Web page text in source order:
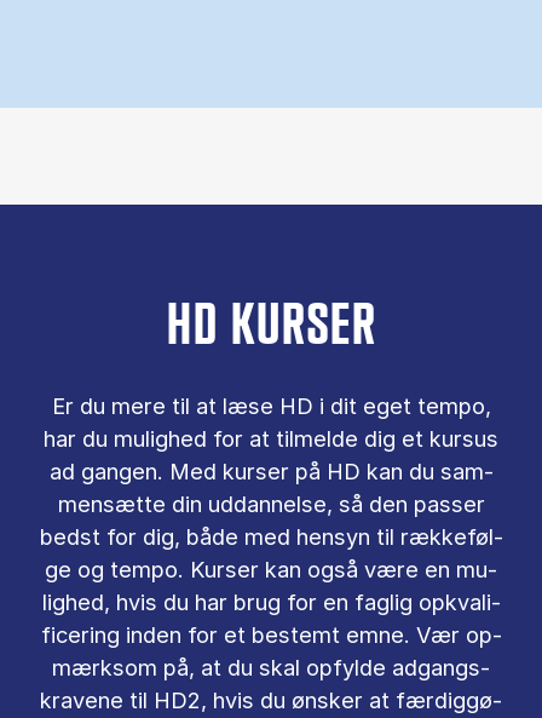
HD KURSER
Er du mere til at læse HD i dit eget tem­po,
har du mu­lig­hed for at til­mel­de dig et kur­sus
ad gan­gen. Med kur­ser på HD kan du sam­
men­sæt­te din ud­dan­nel­se, så den pas­ser
bedst for dig, både med hen­syn til ræk­ke­føl­
ge og tem­po. Kur­ser kan også være en mu­
lig­hed, hvis du har brug for en fag­lig opkva­li­
fi­ce­ring in­den for et be­stemt emne. Vær op­
mærk­som på, at du skal op­fyl­de ad­gangs­
kra­ve­ne til HD2, hvis du øn­sker at fær­dig­gø­